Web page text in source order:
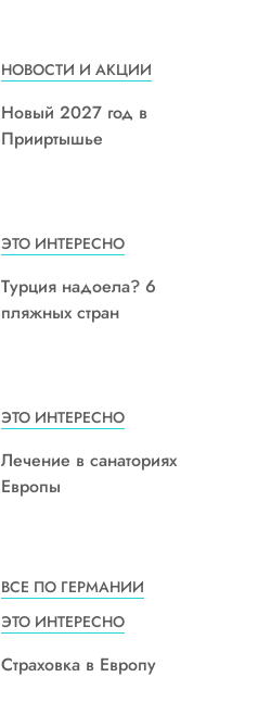
НОВОСТИ И АКЦИИ
Новый 2027 год в
Прииртышье
ЭТО ИНТЕРЕСНО
Турция надоела? 6
пляжных стран
ЭТО ИНТЕРЕСНО
Лечение в санаториях
Европы
ВСЕ ПО ГЕРМАНИИ
ЭТО ИНТЕРЕСНО
Страховка в Европу